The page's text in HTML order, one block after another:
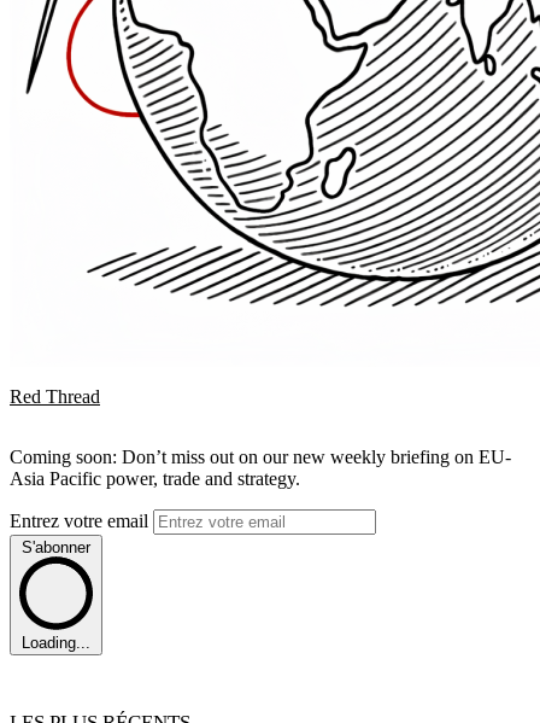
Red Thread
Coming soon: Don’t miss out on our new weekly briefing on EU-
Asia Pacific power, trade and strategy.
Entrez votre email
S'abonner
Loading...